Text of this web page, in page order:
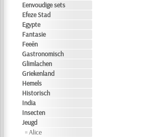
Eenvoudige sets
Efeze Stad
Egypte
Fantasie
Feeën
Gastronomisch
Glimlachen
Griekenland
Hemels
Historisch
India
Insecten
Jeugd
Alice